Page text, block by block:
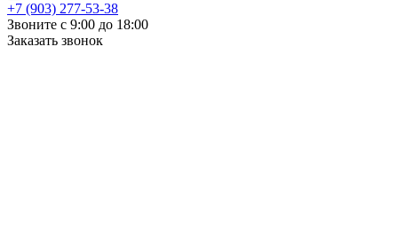
+7 (903) 277-53-38
Звоните с 9:00 до 18:00
Заказать звонок